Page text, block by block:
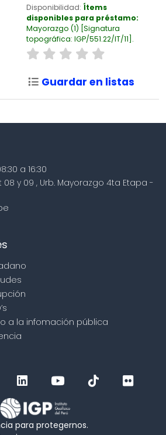
Disponibilidad: Ítems
disponibles para préstamo:
Mayorazgo (1) Signatura
topográfica: IGP/551.22/IT/11 .
Guardar en listas
a 16:30
08 y 09 , Urb. Mayorazgo 4ta Etapa -
a la infomación pública
para protegernos.